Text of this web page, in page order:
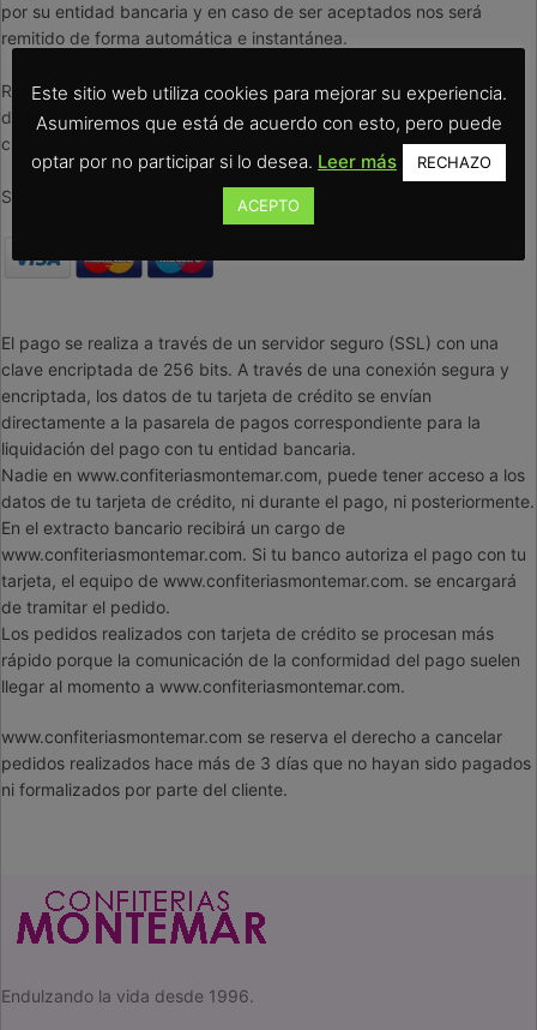
por su entidad bancaria y en caso de ser aceptados nos será
remitido de forma automática e instantánea.
Requiere de una clave de seguridad para poder realizar este tipo
de pagos online. Consulte a su entidad bancaria si desconoce su
clave de seguridad.
Se aceptan tarjetas VISA/ VISA Electron y MasterCard/Maestro.
El pago se realiza a través de un servidor seguro (SSL) con una
clave encriptada de 256 bits. A través de una conexión segura y
encriptada, los datos de tu tarjeta de crédito se envían
directamente a la pasarela de pagos correspondiente para la
liquidación del pago con tu entidad bancaria.
Nadie en www.confiteriasmontemar.com, puede tener acceso a los
datos de tu tarjeta de crédito, ni durante el pago, ni posteriormente.
En el extracto bancario recibirá un cargo de
www.confiteriasmontemar.com. Si tu banco autoriza el pago con tu
tarjeta, el equipo de www.confiteriasmontemar.com. se encargará
de tramitar el pedido.
Los pedidos realizados con tarjeta de crédito se procesan más
rápido porque la comunicación de la conformidad del pago suelen
llegar al momento a www.confiteriasmontemar.com.
www.confiteriasmontemar.com se reserva el derecho a cancelar
pedidos realizados hace más de 3 días que no hayan sido pagados
ni formalizados por parte del cliente.
Endulzando la vida desde 1996.
Este sitio web utiliza cookies para mejorar su experiencia.
Asumiremos que está de acuerdo con esto, pero puede
optar por no participar si lo desea. Leer más RECHAZO
ACEPTO